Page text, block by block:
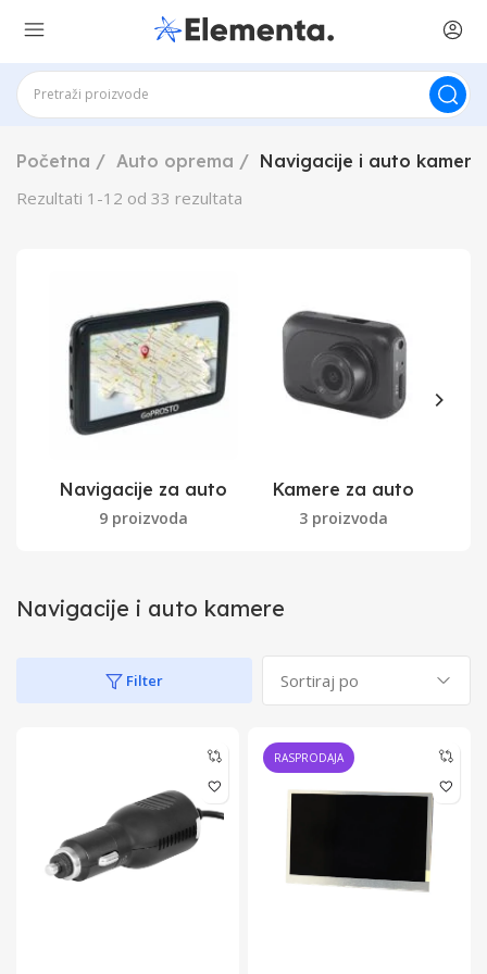
Početna Auto oprema
Navigacije i auto kamere
Rezultati 1 -12 od 33 rezultata
Navigacije za auto
9 proizvoda
Kamere za auto
3 proizvoda
Navigacije i auto kamere
Filter
RASPRODAJA